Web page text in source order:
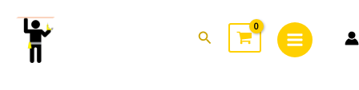
content
Search
Menu
latest